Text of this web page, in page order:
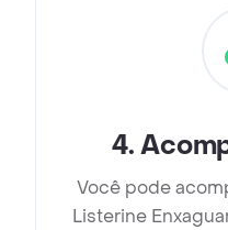
4.
Você pode
Listerine